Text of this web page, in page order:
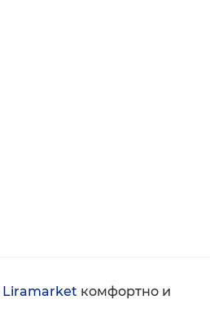
Liramarket комфортно и